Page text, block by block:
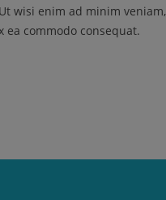
wisi enim ad minim
commodo consequat.